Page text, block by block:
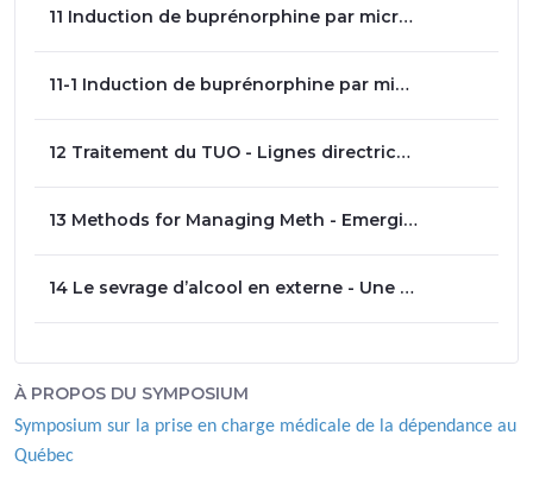
11 Induction de buprénorphine par microdosage - Dr Dave Cyr
11-1 Induction de buprénorphine par microdosage - Présentation des outils - Dre Violaine Germain
12 Traitement du TUO - Lignes directrices québécoises - Chantal St-Arnaud et Caroline Roy
13 Methods for Managing Meth - Emerging approaches and front line experience with stimulant use disorder - Dre Sara Davidson
14 Le sevrage d’alcool en externe - Une formation en ligne à l’intention des médecins - Dre Annie-Claude Privé
À PROPOS DU SYMPOSIUM
Symposium sur la prise en charge médicale de la dépendance au
Québec